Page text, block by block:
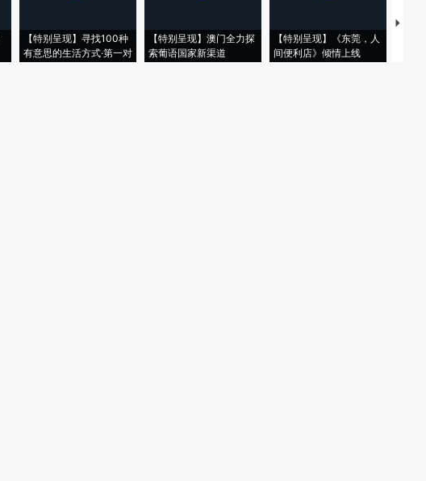
【特别呈现】寻找100种
有意思的生活方式·第一对
【特别呈现】澳门全力探
索葡语国家新渠道
【特别呈现】《东莞，人
间便利店》倾情上线
【推
会，